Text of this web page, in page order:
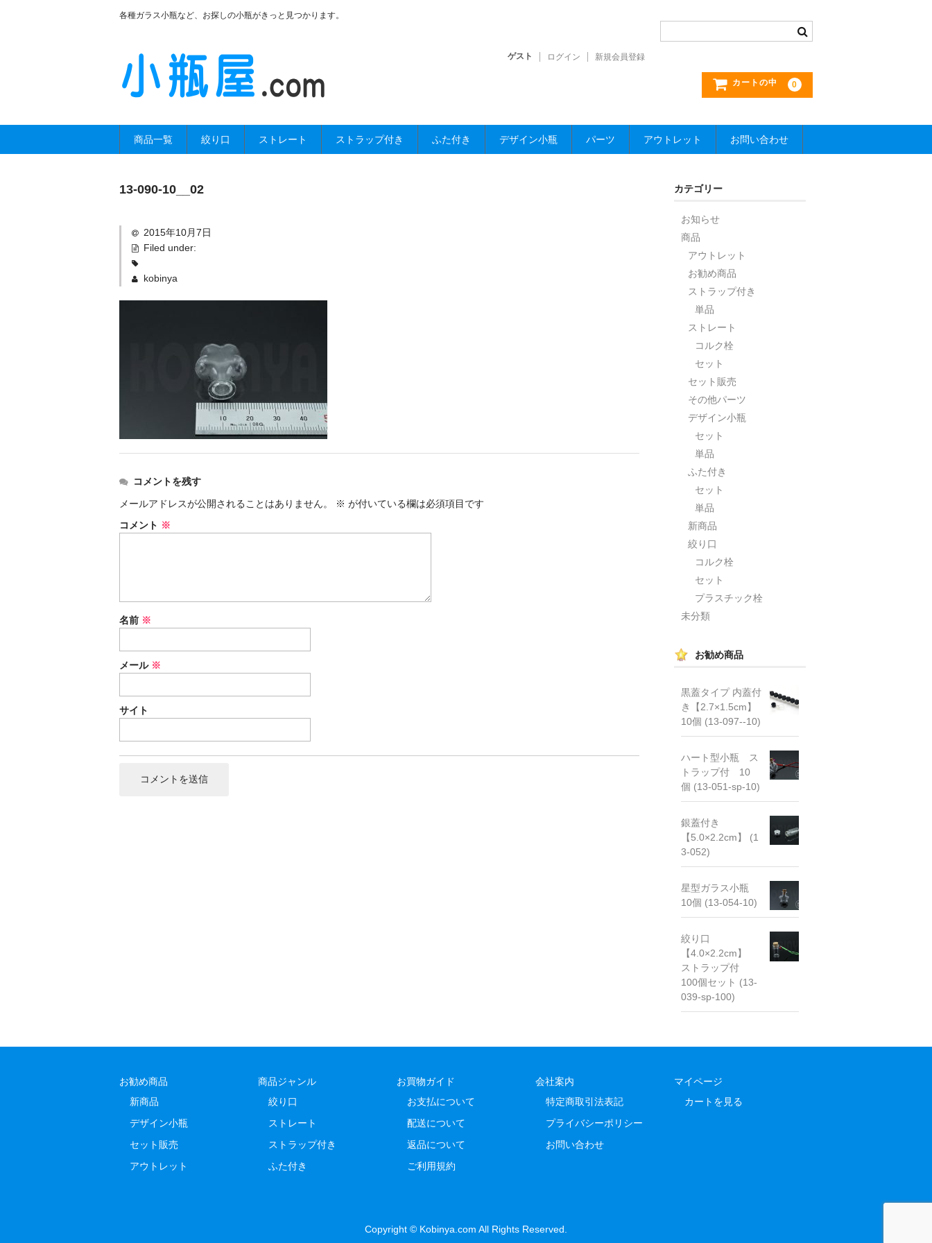
各種ガラス小瓶など、お探しの小瓶がきっと見つかります。
ゲスト ログイン 新規会員登録
カートの中 0
商品一覧 絞り口 ストレート ストラップ付き ふた付き デザイン小瓶 パーツ アウトレット お問い合わせ
13-090-10__02
2015年10月7日
Filed under:
kobinya
コメントを残す
メールアドレスが公開されることはありません。
※ が付いている欄は必須項目です
コメント ※
名前 ※
メール ※
サイト
カテゴリー
お知らせ
商品
アウトレット
お勧め商品
ストラップ付き
単品
ストレート
コルク栓
セット
セット販売
その他パーツ
デザイン小瓶
セット
単品
ふた付き
セット
単品
新商品
絞り口
コルク栓
セット
プラスチック栓
未分類
お勧め商品
黒蓋タイプ 内蓋付
き【2.7×1.5cm】
10個 (13-097--10)
ハート型小瓶 ス
トラップ付 10
個 (13-051-sp-10)
銀蓋付き
【5.0×2.2cm】 (1
3-052)
星型ガラス小瓶
10個 (13-054-10)
絞り口
【4.0×2.2cm】
ストラップ付
100個セット (13-
039-sp-100)
お勧め商品
新商品
デザイン小瓶
セット販売
アウトレット
商品ジャンル
絞り口
ストレート
ストラップ付き
ふた付き
お買物ガイド
お支払について
配送について
返品について
ご利用規約
会社案内
特定商取引法表記
プライバシーポリシー
お問い合わせ
マイページ
カートを見る
Copyright © Kobinya.com All Rights Reserved.